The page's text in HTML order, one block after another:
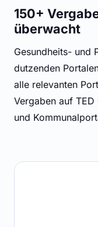
150+
überwacht
Gesundheits- und
dutzenden
alle relevanten
Vergaben auf
und